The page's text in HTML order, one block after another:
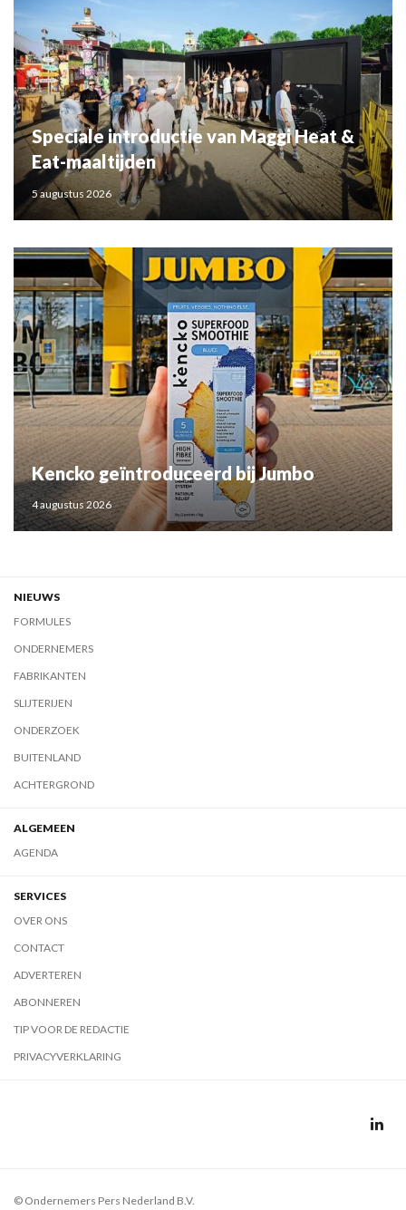
Speciale introductie van Maggi Heat &
Eat-maaltijden
5 augustus 2026
Kencko geïntroduceerd bij Jumbo
4 augustus 2026
NIEUWS
FORMULES
ONDERNEMERS
FABRIKANTEN
SLIJTERIJEN
ONDERZOEK
BUITENLAND
ACHTERGROND
ALGEMEEN
AGENDA
SERVICES
OVER ONS
CONTACT
ADVERTEREN
ABONNEREN
TIP VOOR DE REDACTIE
PRIVACYVERKLARING
© Ondernemers Pers Nederland B.V.